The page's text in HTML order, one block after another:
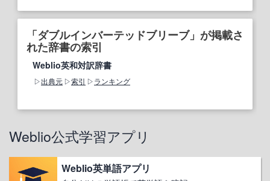
「ダブルインバーテッドブリーブ」が掲載さ
れた辞書の索引
Weblio英和対訳辞書
出典元 索引 ランキング
Weblio公式学習アプリ
Weblio英単語アプリ